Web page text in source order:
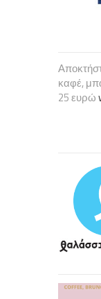
καφέ,
25 ευρώ